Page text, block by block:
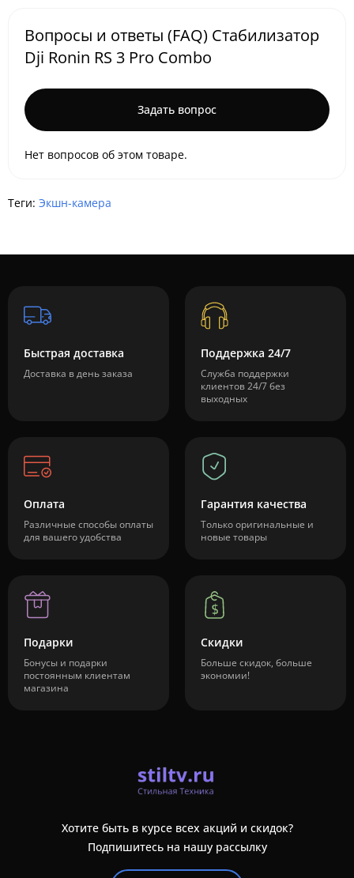
Вопросы и ответы (FAQ) Стабилизатор
Dji Ronin RS 3 Pro Combo
Задать вопрос
Нет вопросов об этом товаре.
Теги: Экшн-камера
Быстрая доставка
Доставка в день заказа
Поддержка 24/7
Служба поддержки
клиентов 24/7 без
выходных
Оплата
Различные способы оплаты
для вашего удобства
Гарантия качества
Только оригинальные и
новые товары
Подарки
Бонусы и подарки
постоянным клиентам
магазина
Скидки
Больше скидок, больше
экономии!
Хотите быть в курсе всех акций и скидок?
Подпишитесь на нашу рассылку